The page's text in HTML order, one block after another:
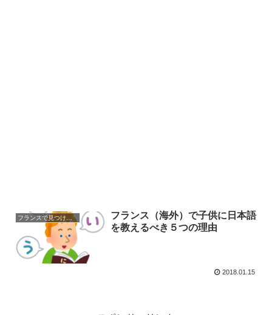
フランスで見つけた日本
フランス（海外）で子供に日本語
を教えるべき５つの理由
2018.01.15